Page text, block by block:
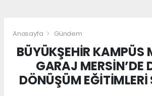
Anasayfa Gündem
BÜYÜKŞEHİR KAMPÜS
GARAJ MERSİN’DE
DÖNÜŞÜM EĞİTİMLERİ